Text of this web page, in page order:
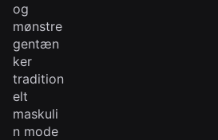
og
mønstre
gentæn
ker
tradition
elt
maskuli
n mode